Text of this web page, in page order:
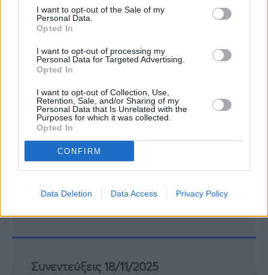
I want to opt-out of the Sale of my
Personal Data.
Opted In
I want to opt-out of processing my
Personal Data for Targeted Advertising.
Opted In
I want to opt-out of Collection, Use,
Retention, Sale, and/or Sharing of my
Personal Data that Is Unrelated with the
Purposes for which it was collected.
Opted In
CONFIRM
Data Deletion Data Access Privacy Policy
πολύ αγαπητή κοπέλα στην κοινωνία των
Ψαχνών.
Η κηδεία της θα γίνει αύριο Παρασκευή στον
Ιερό Ναό Μεταμορφώσεως του Σωτήρος
Ψαχνών στις 15:30 το μεσημέρι.
ΠερισσότερεςΕιδήσεις σήμερα
Συνεντεύξεις 18/11/2025
Δήμητρα Δερζέκου: «Λέω τη δική μου
Συνεντεύξεις 18/11/2025